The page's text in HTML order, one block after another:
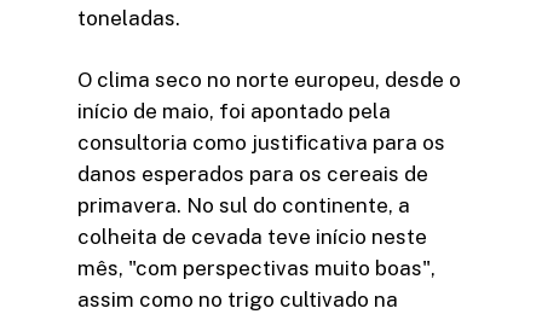
toneladas.
O clima seco no norte europeu, desde o
início de maio, foi apontado pela
consultoria como justificativa para os
danos esperados para os cereais de
primavera. No sul do continente, a
colheita de cevada teve início neste
mês, "com perspectivas muito boas",
assim como no trigo cultivado na